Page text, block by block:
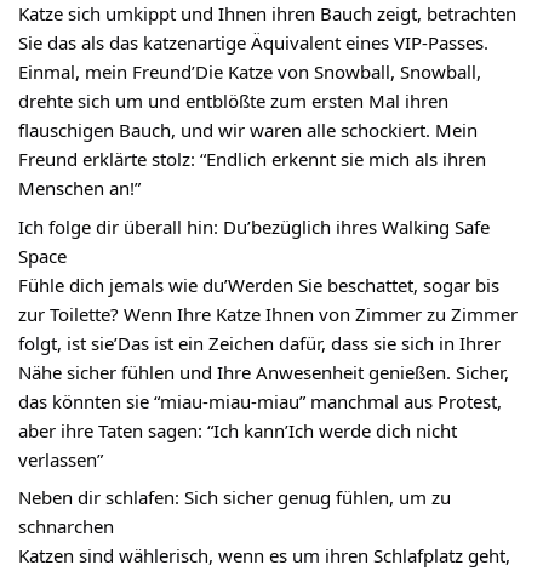
Katze sich umkippt und Ihnen ihren Bauch zeigt, betrachten
Sie das als das katzenartige Äquivalent eines VIP-Passes.
Einmal, mein Freund’Die Katze von Snowball, Snowball,
drehte sich um und entblößte zum ersten Mal ihren
flauschigen Bauch, und wir waren alle schockiert. Mein
Freund erklärte stolz: “Endlich erkennt sie mich als ihren
Menschen an!”
Ich folge dir überall hin: Du’bezüglich ihres Walking Safe
Space
Fühle dich jemals wie du’Werden Sie beschattet, sogar bis
zur Toilette? Wenn Ihre Katze Ihnen von Zimmer zu Zimmer
folgt, ist sie’Das ist ein Zeichen dafür, dass sie sich in Ihrer
Nähe sicher fühlen und Ihre Anwesenheit genießen. Sicher,
das könnten sie “miau-miau-miau” manchmal aus Protest,
aber ihre Taten sagen: “Ich kann’Ich werde dich nicht
verlassen”
Neben dir schlafen: Sich sicher genug fühlen, um zu
schnarchen
Katzen sind wählerisch, wenn es um ihren Schlafplatz geht,